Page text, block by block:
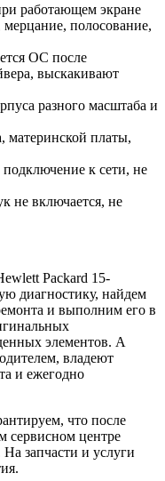
работающем экране
мерцание, полосование,
ОС после
выскакивают
разного масштаба и
материнской платы,
подключение к сети, не
не включается, не
Packard 15-
диагностику, найдем
и выполним его в
элементов. А
владеют
и ежегодно
что после
сервисном центре
На запчасти и услуги